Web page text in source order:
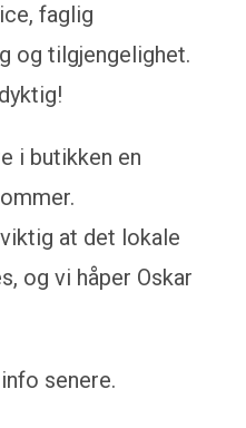
faglig
og tilgjengelighet.
i butikken en
at det lokale
og vi håper Oskar
senere.